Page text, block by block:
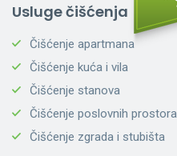
Usluge čišćenja
Čišćenje apartmana
Čišćenje kuća i vila
Čišćenje stanova
Čišćenje poslovnih prostora
Čišćenje zgrada i stubišta